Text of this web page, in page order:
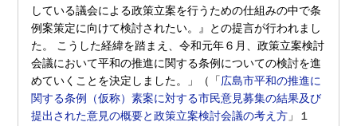
している議会による政策立案を行うための仕組みの中で条
例案策定に向けて検討されたい。』との提言が行われまし
た。 こうした経緯を踏まえ、令和元年６月、政策立案検討
会議において平和の推進に関する条例についての検討を進
めていくことを決定しました。」（「広島市平和の推進に
関する条例（仮称）素案に対する市民意見募集の結果及び
提出された意見の概要と政策立案検討会議の考え方 」１